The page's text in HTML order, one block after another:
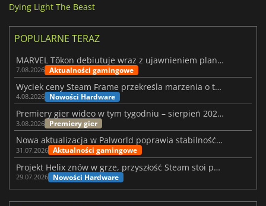
Dying Light The Beast
POPULARNE TERAZ
MARVEL Tōkon debiutuje wraz z ujawnieniem planu rozwoju na pierwszy rok
7.08.2026 Aktualności gamingowe
Wyciek ceny Steam Frame przekreśla marzenia o tanim zestawie VR
4.08.2026 Nowości Hardware
Premiery gier wideo w tym tygodniu – sierpień 2026 r. (32. tydzień)
3.08.2026 Premiery gier
Nowa aktualizacja w Palworld poprawia stabilność Sunreach i walk z bossami
31.07.2026 Aktualności gamingowe
Projekt Helix znów w grze, przyszłość Steam stoi pod znakiem zapytania
29.07.2026 Nowości Hardware